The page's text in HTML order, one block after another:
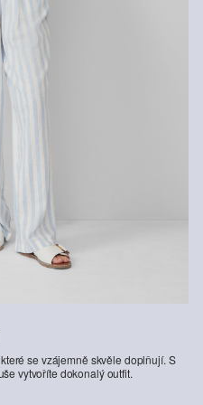
se vzájemně skvěle doplňují. S
vytvoříte dokonalý outfit.